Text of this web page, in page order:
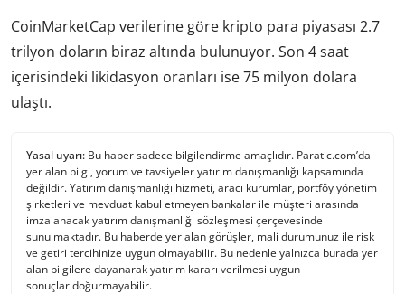
CoinMarketCap verilerine göre kripto para piyasası 2.7
trilyon doların biraz altında bulunuyor. Son 4 saat
içerisindeki likidasyon oranları ise 75 milyon dolara
ulaştı.
Yasal uyarı: Bu haber sadece bilgilendirme amaçlıdır. Paratic.com’da
yer alan bilgi, yorum ve tavsiyeler yatırım danışmanlığı kapsamında
değildir. Yatırım danışmanlığı hizmeti, aracı kurumlar, portföy yönetim
şirketleri ve mevduat kabul etmeyen bankalar ile müşteri arasında
imzalanacak yatırım danışmanlığı sözleşmesi çerçevesinde
sunulmaktadır. Bu haberde yer alan görüşler, mali durumunuz ile risk
ve getiri tercihinize uygun olmayabilir. Bu nedenle yalnızca burada yer
alan bilgilere dayanarak yatırım kararı verilmesi uygun
sonuçlar doğurmayabilir.